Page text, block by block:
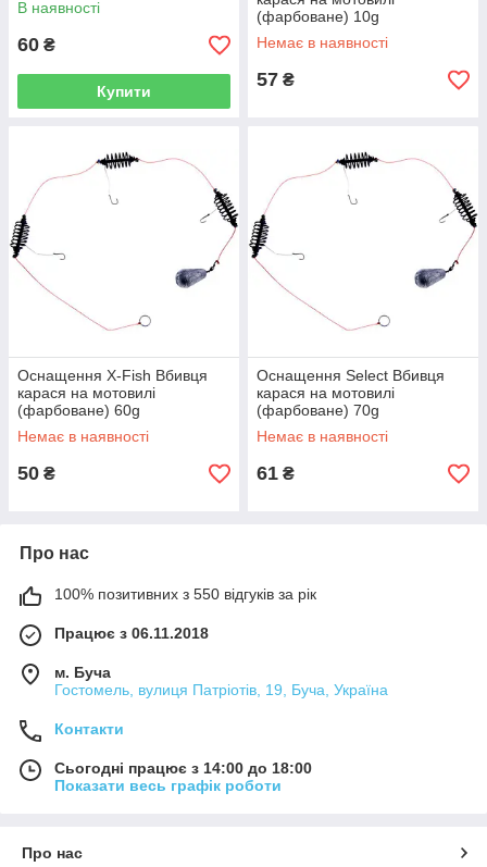
В наявності
60 ₴
Купити
(фарбоване) 10g
Немає в наявності
57 ₴
Оснащення X-Fish Вбивця
карася на мотовилі
(фарбоване) 60g
Немає в наявності
50 ₴
Оснащення Select Вбивця
карася на мотовилі
(фарбоване) 70g
Немає в наявності
61 ₴
Про нас
100% позитивних з 550 відгуків за рік
Працює з 06.11.2018
м. Буча
Гостомель, вулиця Патріотів, 19, Буча, Україна
Контакти
Сьогодні працює з 14:00 до 18:00
Показати весь графік роботи
Про нас